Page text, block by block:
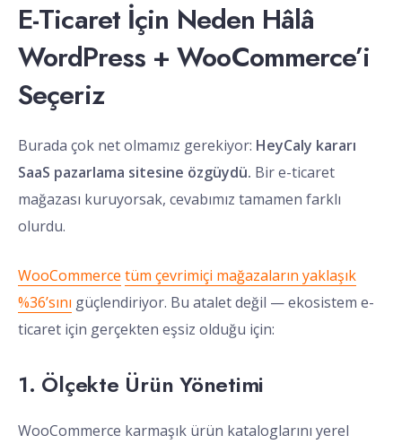
E-Ticaret İçin Neden Hâlâ
WordPress + WooCommerce’i
Seçeriz
Burada çok net olmamız gerekiyor: HeyCaly kararı
SaaS pazarlama sitesine özgüydü. Bir e-ticaret
mağazası kuruyorsak, cevabımız tamamen farklı
olurdu.
WooCommerce tüm çevrimiçi mağazaların yaklaşık
%36’sını güçlendiriyor. Bu atalet değil — ekosistem e-
ticaret için gerçekten eşsiz olduğu için:
1. Ölçekte Ürün Yönetimi
WooCommerce karmaşık ürün kataloglarını yerel